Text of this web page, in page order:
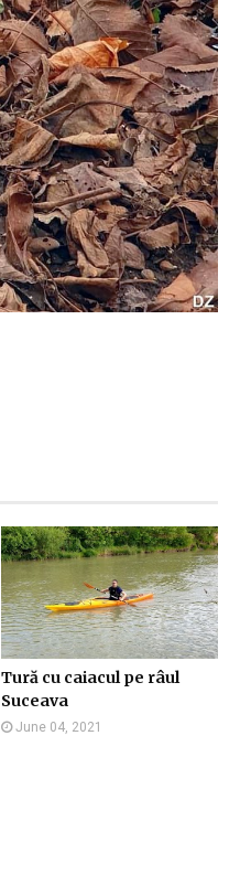
Tură cu caiacul pe râul
Suceava
June 04, 2021